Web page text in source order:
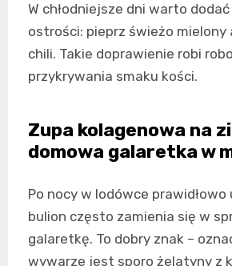
W chłodniejsze dni warto
ostrości: pieprz świeżo mielony
chili. Takie doprawienie robi
przykrywania smaku kości.
Zupa kolagenowa na
domowa galaretka w
Po nocy w lodówce
bulion często zamienia się w
galaretkę. To dobry znak –
wywarze jest sporo żelatyny z